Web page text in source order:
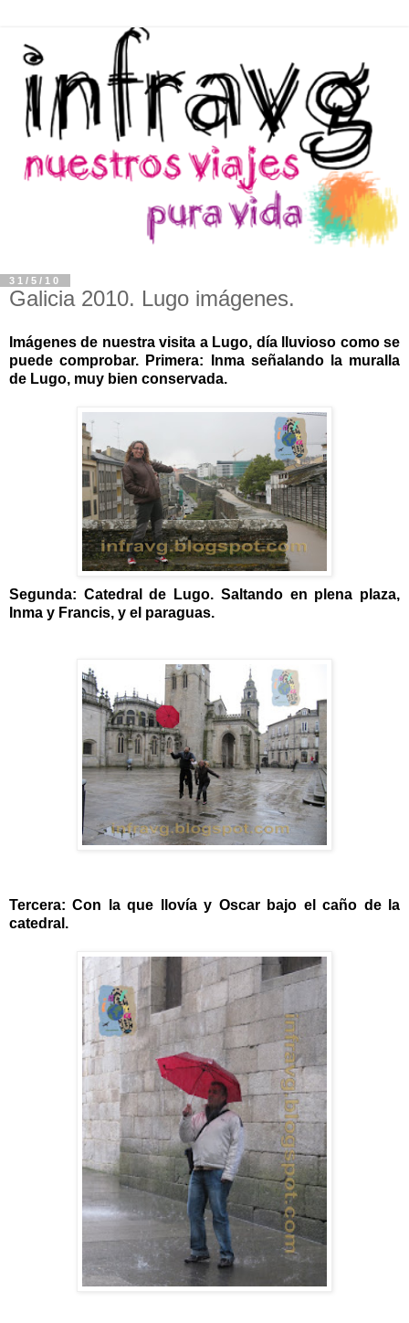
31/5/10
Galicia 2010. Lugo imágenes.
Imágenes de nuestra visita a Lugo, día lluvioso como se
puede comprobar. Primera: Inma señalando la muralla
de Lugo, muy bien conservada.
Segunda: Catedral de Lugo. Saltando en plena plaza,
Inma y Francis, y el paraguas.
Tercera: Con la que llovía y Oscar bajo el caño de la
catedral.